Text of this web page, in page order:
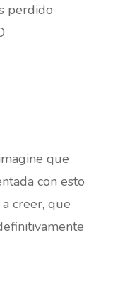
perdido
que
con esto
creer, que